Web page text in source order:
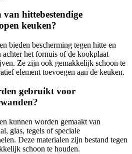
hittebestendige
keuken?
bieden bescherming tegen hitte en
achter het fornuis of de kookplaat
Ze zijn ook gemakkelijk schoon te
element toevoegen aan de keuken.
gebruikt voor
kunnen worden gemaakt van
glas, tegels of speciale
Deze materialen zijn bestand tegen
schoon te houden.